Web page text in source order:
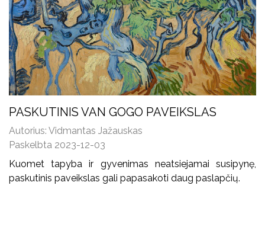
PASKUTINIS VAN GOGO PAVEIKSLAS
Autorius: Vidmantas Jažauskas
Paskelbta 2023-12-03
Kuomet tapyba ir gyvenimas neatsiejamai susipynę,
paskutinis paveikslas gali papasakoti daug paslapčių.